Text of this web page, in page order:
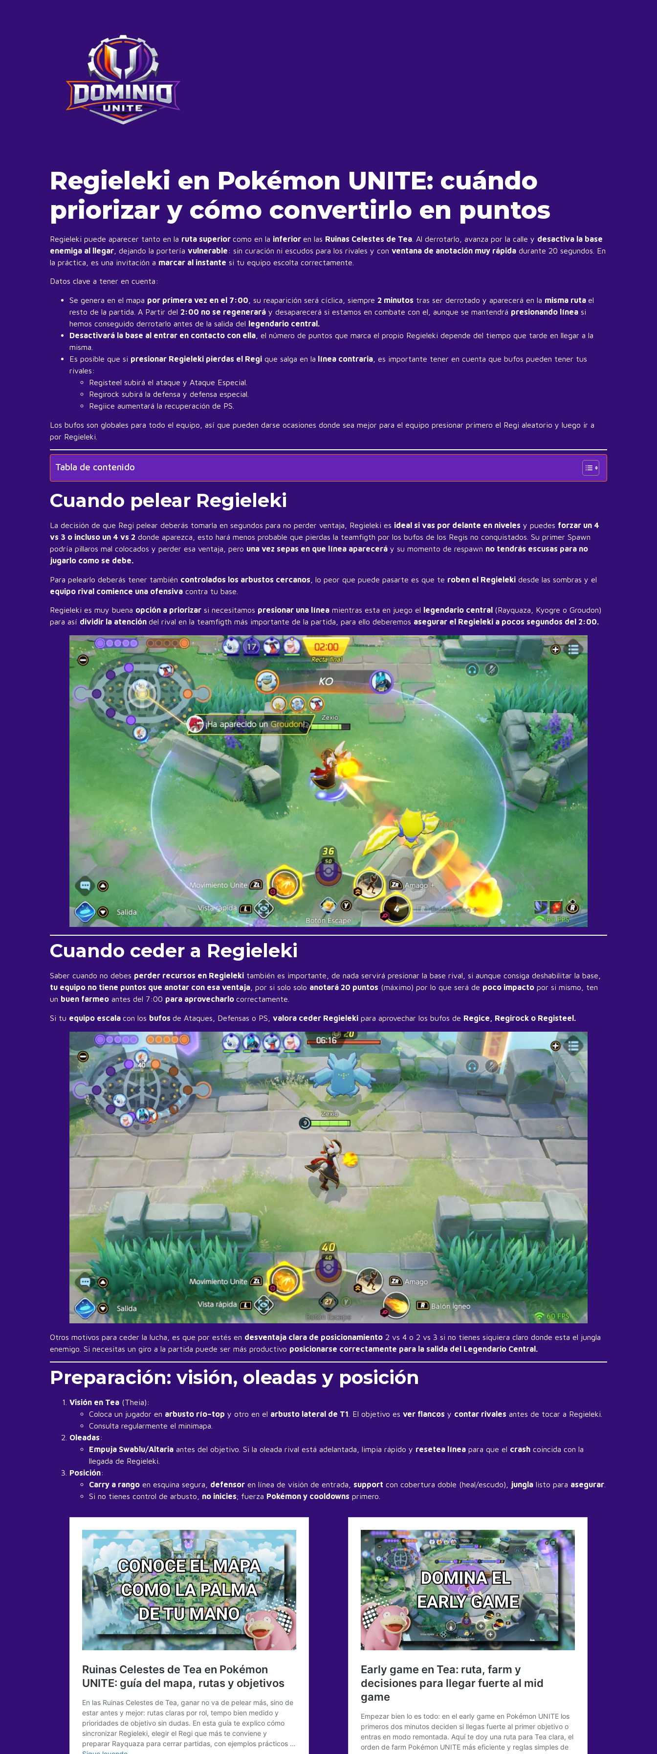
Regieleki en Pokémon UNITE: cuándo
priorizar y cómo convertirlo en puntos
Regieleki puede aparecer tanto en la ruta superior como en la inferior en las Ruinas Celestes de Tea . Al derrotarlo, avanza por la calle y desactiva la base
enemiga al llegar , dejando la portería vulnerable: sin curación ni escudos para los rivales y con ventana de anotación muy rápida durante 20 segundos. En
la práctica, es una invitación a marcar al instante si tu equipo escolta correctamente.
Datos clave a tener en cuenta:
Se genera en el mapa por primera vez en el 7:00 , su reaparición será cíclica, siempre 2 minutos tras ser derrotado y aparecerá en la misma ruta el
resto de la partida. A Partir del 2:00 no se regenerará y desaparecerá si estamos en combate con el, aunque se mantendrá presionando línea si
hemos conseguido derrotarlo antes de la salida del legendario central.
Desactivará la base al entrar en contacto con ella , el número de puntos que marca el propio Regieleki depende del tiempo que tarde en llegar a la
misma.
Es posible que si presionar Regieleki pierdas el Regi que salga en la línea contraria , es importante tener en cuenta que bufos pueden tener tus
rivales:
Registeel subirá el ataque y Ataque Especial.
Regirock subirá la defensa y defensa especial.
Regiice aumentará la recuperación de PS.
Los bufos son globales para todo el equipo, así que pueden darse ocasiones donde sea mejor para el equipo presionar primero el Regi aleatorio y luego ir a
por Regieleki.
Tabla de contenido
Cuando pelear Regieleki
La decisión de que Regi pelear deberás tomarla en segundos para no perder ventaja, Regieleki es ideal si vas por delante en niveles y puedes forzar un 4
vs 3 o incluso un 4 vs 2 donde aparezca, esto hará menos probable que pierdas la teamfigth por los bufos de los Regis no conquistados. Su primer Spawn
podría pillaros mal colocados y perder esa ventaja, pero una vez sepas en que línea aparecerá y su momento de respawn no tendrás escusas para no
jugarlo como se debe.
Para pelearlo deberás tener también controlados los arbustos cercanos , lo peor que puede pasarte es que te roben el Regieleki desde las sombras y el
equipo rival comience una ofensiva contra tu base.
Regieleki es muy buena opción a priorizar si necesitamos presionar una línea mientras esta en juego el legendario central (Rayquaza, Kyogre o Groudon)
para así dividir la atención del rival en la teamfigth más importante de la partida, para ello deberemos asegurar el Regieleki a pocos segundos del 2:00.
Cuando ceder a Regieleki
Saber cuando no debes perder recursos en Regieleki también es importante, de nada servirá presionar la base rival, si aunque consiga deshabilitar la base,
tu equipo no tiene puntos que anotar con esa ventaja , por si solo solo anotará 20 puntos (máximo) por lo que será de poco impacto por si mismo, ten
un buen farmeo antes del 7:00 para aprovecharlo correctamente.
Si tu equipo escala con los bufos de Ataques, Defensas o PS, valora ceder Regieleki para aprovechar los bufos de Regice, Regirock o Registeel.
Otros motivos para ceder la lucha, es que por estés en desventaja clara de posicionamiento 2 vs 4 o 2 vs 3 si no tienes siquiera claro donde esta el jungla
enemigo. Si necesitas un giro a la partida puede ser más productivo posicionarse correctamente para la salida del Legendario Central.
Preparación: visión, oleadas y posición
Visión en Tea (Theia):
Coloca un jugador en arbusto río–top y otro en el arbusto lateral de T1 . El objetivo es ver flancos y contar rivales antes de tocar a Regieleki.
Consulta regularmente el minimapa.
Oleadas:
Empuja Swablu/Altaria antes del objetivo. Si la oleada rival está adelantada, limpia rápido y resetea línea para que el crash coincida con la
llegada de Regieleki.
Posición:
Carry a rango en esquina segura, defensor en línea de visión de entrada, support con cobertura doble (heal/escudo), jungla listo para asegurar
Si no tienes control de arbusto, no inicies; fuerza Pokémon y cooldowns primero.